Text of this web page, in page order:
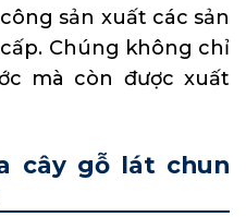
sản xuất các sản
Chúng không chỉ
mà còn được xuất
cây gỗ lát chun